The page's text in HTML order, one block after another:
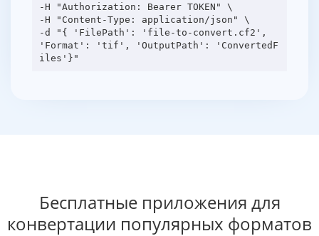
-H "Authorization: Bearer TOKEN" \
-H "Content-Type: application/json" \
-d "{ 'FilePath': 'file-to-convert.cf2',
'Format': 'tif', 'OutputPath': 'ConvertedF
Бесплатные приложения для
конвертации популярных форматов